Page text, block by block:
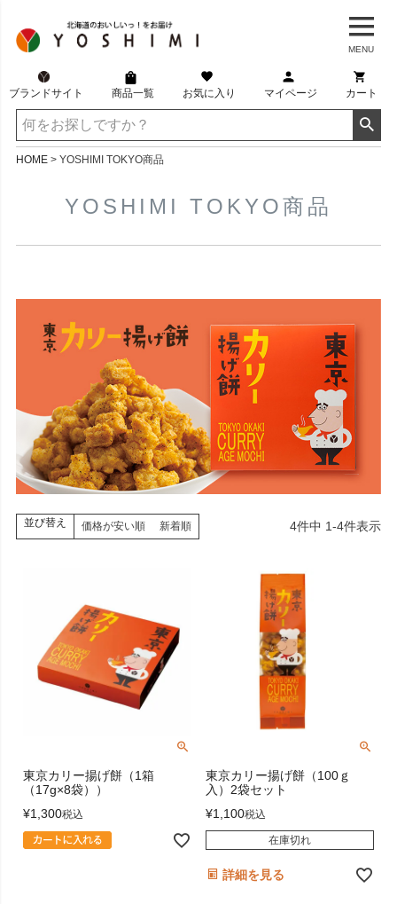
MENU
ブランドサイト 商品一覧 お気に入り マイページ カート
HOME YOSHIMI TOKYO商品
YOSHIMI TOKYO商品
並び替え 価格が安い順 新着順 4件中 1-4件表示
東京カリー揚げ餅（1箱
（17g×8袋））
¥1,300税込
東京カリー揚げ餅（100ｇ
入）2袋セット
¥1,100税込
在庫切れ
詳細を見る